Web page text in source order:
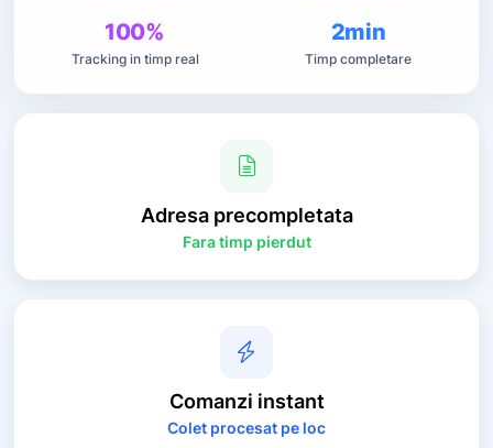
100%
Tracking in timp real
2min
Timp completare
Adresaprecompletata
Fara timp pierdut
Comanzi instant
Colet procesat pe loc